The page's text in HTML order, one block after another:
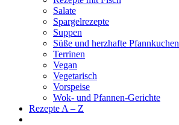
Salate
Spargelrezepte
Suppen
Süße und herzhafte Pfannkuchen
Terrinen
Vegan
Vegetarisch
Vorspeise
Wok- und Pfannen-Gerichte
Rezepte A – Z